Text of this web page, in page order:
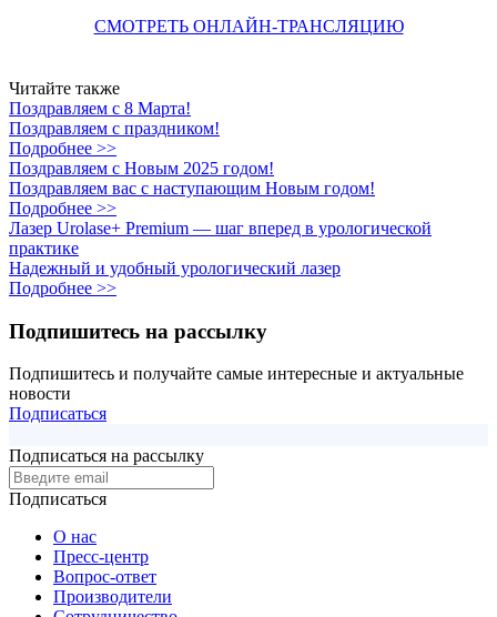
СМОТРЕТЬ ОНЛАЙН-ТРАНСЛЯЦИЮ
Читайте также
Поздравляем с 8 Марта!
Поздравляем с праздником!
Подробнее >>
Поздравляем с Новым 2025 годом!
Поздравляем вас с наступающим Новым годом!
Подробнее >>
Лазер Urolase+ Premium — шаг вперед в урологической
практике
Надежный и удобный урологический лазер
Подробнее >>
Подпишитесь на рассылку
Подпишитесь и получайте самые интересные и актуальные
новости
Подписаться
Подписаться на рассылку
Подписаться
О нас
Пресс-центр
Вопрос-ответ
Производители